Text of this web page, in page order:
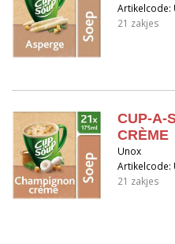
Artikelcode:
21 zakjes
CUP-A-
CRÈME
Unox
Artikelcode:
21 zakjes